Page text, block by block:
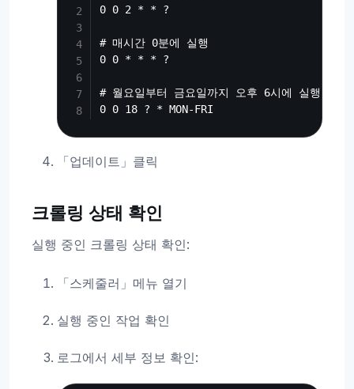
0 0 2 * * ?
# 매시간 0분에 실행
0 0 * * * ?
# 월요일부터 금요일까지 오후 6시에 실행
「업데이트」클릭
크롤링 상태 확인
실행 중인 크롤링 상태 확인:
「스케줄러」메뉴 열기
실행 중인 작업 확인
로그에서 세부 정보 확인: